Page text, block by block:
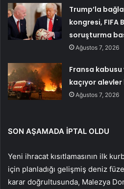
Trump’la
kongresi, FIFA
soruşturma
Ağustos 7, 2026
Fransa kabusu
kaçıyor alevler
Ağustos 7, 2026
SON AŞAMADA İPTAL OLDU
Yeni ihracat kısıtlamasının ilk
için planladığı gelişmiş deniz
karar doğrultusunda, Malezya